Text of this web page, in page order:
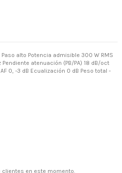
Paso alto Potencia admisible 300 W RMS
atenuación (PB/PA) 18 dB/oct
0, -3 dB Ecualización 0 dB Peso total -
clientes en este momento.